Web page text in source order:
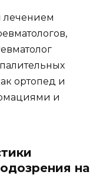
лечением
ортопед и
и
на